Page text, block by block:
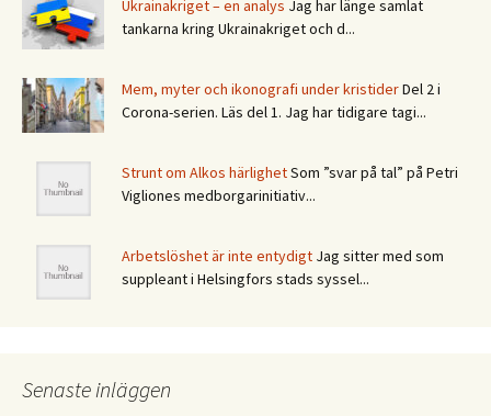
Ukrainakriget – en analys Jag har länge samlat
tankarna kring Ukrainakriget och d...
Mem, myter och ikonografi under kristiderDel 2 i
Corona-serien. Läs del 1. Jag har tidigare tagi...
Strunt om Alkos härlighetSom ”svar på tal” på Petri
Vigliones medborgarinitiativ...
Arbetslöshet är inte entydigt Jag sitter med som
suppleant i Helsingfors stads syssel...
Senaste inläggen